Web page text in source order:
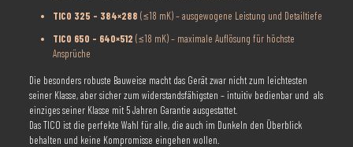
TICO 325 – 384×288 (≤18 mK) – ausgewogene Leistung und Detailtiefe
TICO 650 – 640×512 (≤18 mK) – maximale Auflösung für höchste
Ansprüche
Die besonders robuste Bauweise macht das Gerät zwar nicht zum leichtesten
seiner Klasse, aber sicher zum widerstandsfähigsten – intuitiv bedienbar und als
einziges seiner Klasse mit 5 Jahren Garantie ausgestattet.
Das TICO ist die perfekte Wahl für alle, die auch im Dunkeln den Überblick
behalten und keine Kompromisse eingehen wollen.